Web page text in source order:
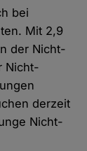
bei
Mit 2,9
der Nicht-
Nicht-
derzeit
Nicht-